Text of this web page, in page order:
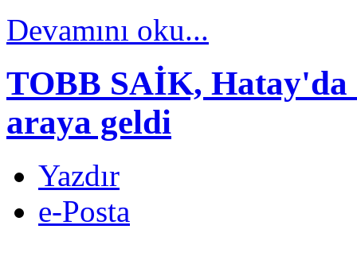
Devamını oku...
TOBB SAİK,
araya geldi
Yazdır
e-Posta